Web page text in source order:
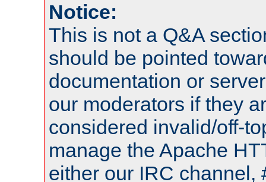
Notice:
This is not a Q&A
should be pointed
documentation or
our moderators if they
considered invalid/off-
manage the Apache
either our IRC channel,